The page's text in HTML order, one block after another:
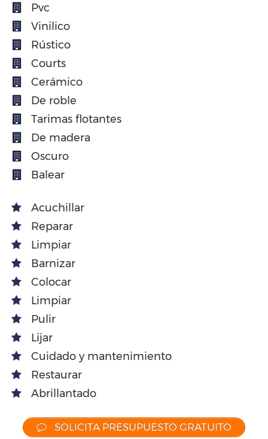
Pvc
Vinilico
Rústico
Courts
Cerámico
De roble
Tarimas flotantes
De madera
Oscuro
Balear
Acuchillar
Reparar
Limpiar
Barnizar
Colocar
Limpiar
Pulir
Lijar
Cuidado y mantenimiento
Restaurar
Abrillantado
SOLICITA PRESUPUESTO GRATUITO